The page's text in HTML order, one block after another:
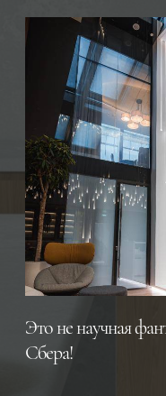
Это не научная
Сбера!